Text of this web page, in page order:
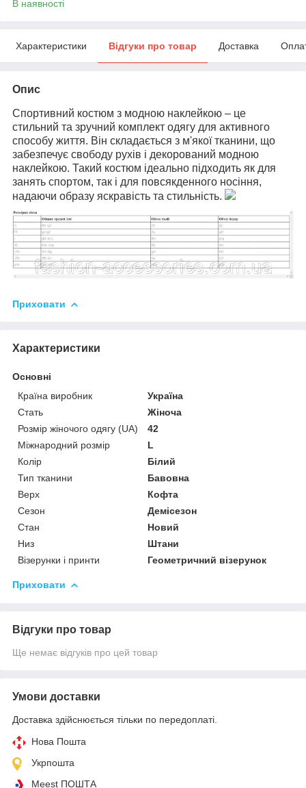
В наявності
Характеристики Відгуки про товар Доставка
Опис
Спортивний костюм з модною наклейкою – це
стильний та зручний комплект одягу для активного
способу життя. Він складається з м'якої тканини, що
забезпечує свободу рухів і декорований модною
наклейкою. Такий костюм ідеально підходить як для
занять спортом, так і для повсякденного носіння,
надаючи образу яскравість та стильність.
Приховати
Характеристики
Основні
Країна виробник
Україна
Стать
Жіноча
Розмір жіночого одягу (UA)
42
Міжнародний розмір
L
Колір
Білий
Тип тканини
Бавовна
Верх
Кофта
Сезон
Демісезон
Стан
Новий
Низ
Штани
Візерунки і принти
Геометричний візерунок
Приховати
Відгуки про товар
Ще немає відгуків про цей товар
Умови доставки
Доставка здійснюється тільки по передоплаті.
Нова Пошта
Укрпошта
Meest ПОШТА